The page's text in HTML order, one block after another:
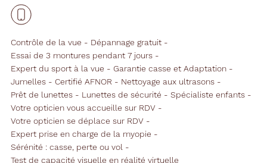
Contrôle de la vue
Dépannage gratuit
Essai de 3 montures pendant 7 jours
Expert du sport à la vue
Garantie casse et Adaptation
Jumelles
Certifié AFNOR
Nettoyage aux ultrasons
Prêt de lunettes
Lunettes de sécurité
Spécialiste enfants
Votre opticien vous accueille sur RDV
Votre opticien se déplace sur RDV
Expert prise en charge de la myopie
Sérénité : casse, perte ou vol
Test de capacité visuelle en réalité virtuelle